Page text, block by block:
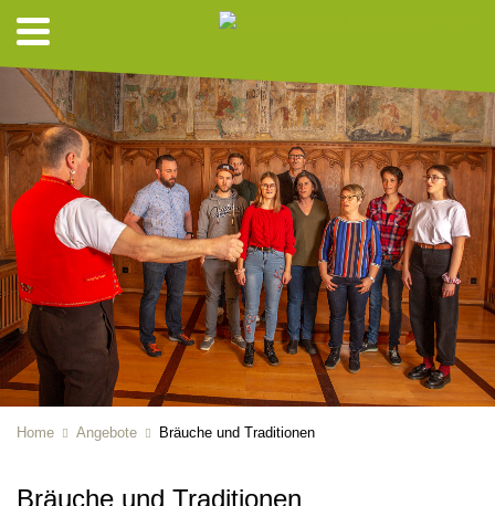
Home Angebote Bräuche und Traditionen
Bräuche und Traditionen